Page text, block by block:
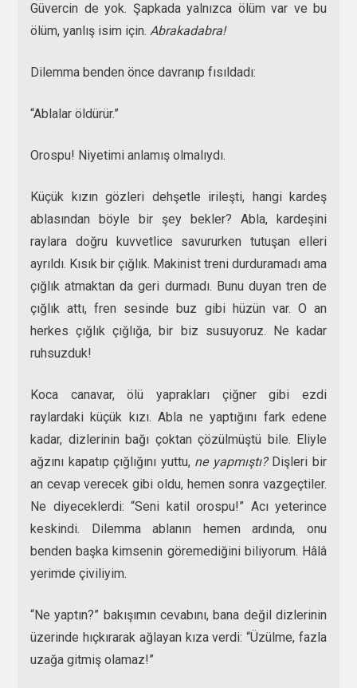
Güvercin de yok. Şapkada yalnızca ölüm var ve bu
ölüm, yanlış isim için. Abrakadabra!
Dilemma benden önce davranıp fısıldadı:
“Ablalar öldürür.”
Orospu! Niyetimi anlamış olmalıydı.
Küçük kızın gözleri dehşetle irileşti, hangi kardeş
ablasından böyle bir şey bekler? Abla, kardeşini
raylara doğru kuvvetlice savururken tutuşan elleri
ayrıldı. Kısık bir çığlık. Makinist treni durduramadı ama
çığlık atmaktan da geri durmadı. Bunu duyan tren de
çığlık attı, fren sesinde buz gibi hüzün var. O an
herkes çığlık çığlığa, bir biz susuyoruz. Ne kadar
ruhsuzduk!
Koca canavar, ölü yaprakları çiğner gibi ezdi
raylardaki küçük kızı. Abla ne yaptığını fark edene
kadar, dizlerinin bağı çoktan çözülmüştü bile. Eliyle
ağzını kapatıp çığlığını yuttu, ne yapmıştı?Dişleri bir
an cevap verecek gibi oldu, hemen sonra vazgeçtiler.
Ne diyeceklerdi: “Seni katil orospu!” Acı yeterince
keskindi. Dilemma ablanın hemen ardında, onu
benden başka kimsenin göremediğini biliyorum. Hâlâ
yerimde çiviliyim.
“Ne yaptın?” bakışımın cevabını, bana değil dizlerinin
üzerinde hıçkırarak ağlayan kıza verdi: “Üzülme, fazla
uzağa gitmiş olamaz!”